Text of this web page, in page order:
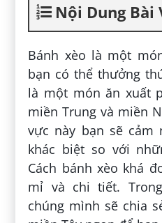
Nội Dung Bài
Bánh xèo là một
bạn có thể thưởng
là một món ăn xuất
miền Trung và miền
vực này bạn sẽ cảm
khác biệt so với
Cách bánh xèo khá
mỉ và chi tiết.
chúng mình sẽ chia